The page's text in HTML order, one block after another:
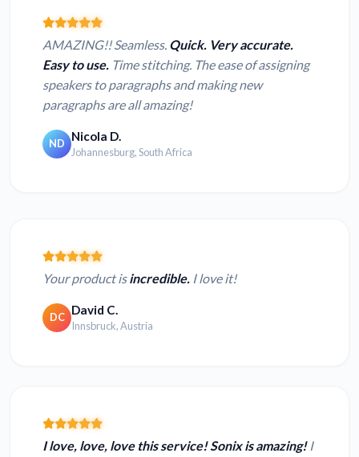
AMAZING!! Seamless. Quick. Very accurate.
Easy to use. Time stitching. The ease of assigning
speakers to paragraphs and making new
paragraphs are all amazing!
ND Nicola D.
Johannesburg, South Africa
Your product isincredible. I love it!
DC David C.
Innsbruck, Austria
I love, love, love this service! Sonix is amazing!I